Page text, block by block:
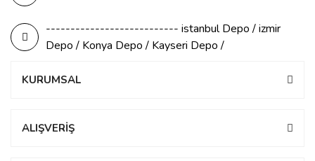
--------------------------- istanbul Depo / izmir
Depo / Konya Depo / Kayseri Depo /
KURUMSAL
ALIŞVERİŞ